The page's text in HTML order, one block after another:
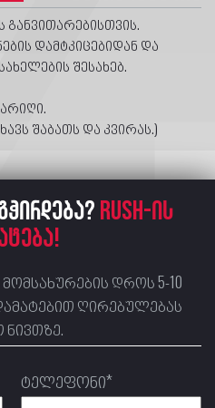
განვითარებისთვის.
დამტკიცებიდან და
შესახებ.
შაბათს და კვირას.)
RUSH-ის
მომსახურების დროს 5-10
ღირებულებას
ტელეფონი*